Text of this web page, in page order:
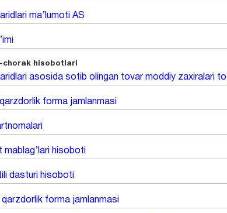
ma’lumoti AS
chorak hisobotlari
asosida sotib olingan tovar moddiy zaxiralari
forma jamlanmasi
mablag’lari hisoboti
dasturi hisoboti
qarzdorlik forma jamlanmasi